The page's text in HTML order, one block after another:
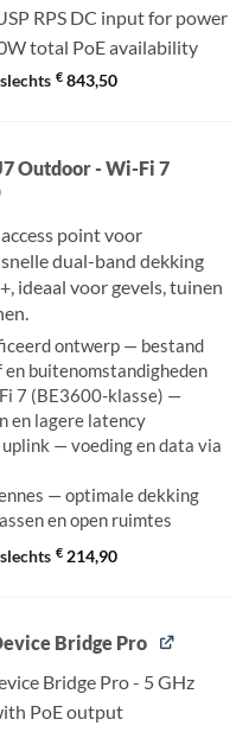
RPS DC input for power
total PoE availability
€ 843,50
Outdoor - Wi-Fi 7
point voor
dual-band dekking
ideaal voor gevels, tuinen
ontwerp — bestand
buitenomstandigheden
7 (BE3600-klasse) —
en lagere latency
uplink — voeding en data via
— optimale dekking
en open ruimtes
€ 214,90
Bridge Pro
Bridge Pro - 5 GHz
PoE output